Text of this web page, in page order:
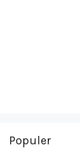
Populer